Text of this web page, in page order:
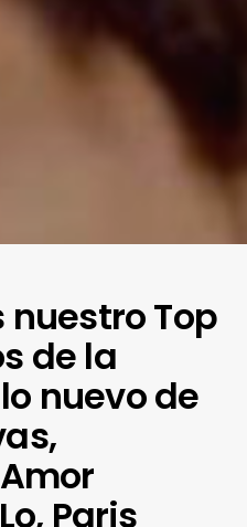
nuestro Top
de la
nuevo de
Paris